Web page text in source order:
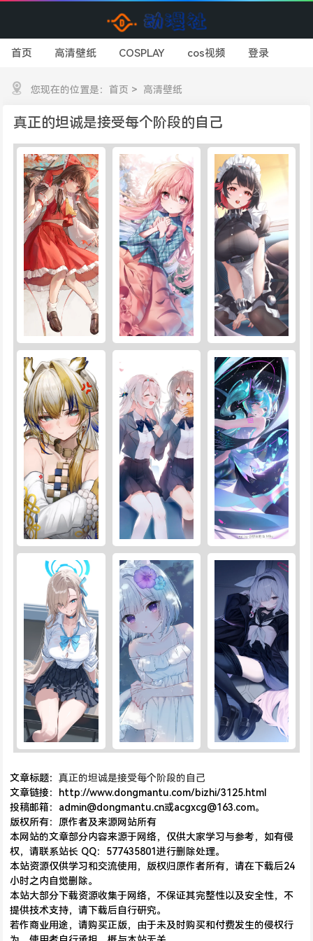
首页 高清壁纸 COSPLAY cos视频 登录
您现在的位置是：首页 > 高清壁纸
真正的坦诚是接受每个阶段的自己
文章标题：真正的坦诚是接受每个阶段的自己
文章链接：http://www.dongmantu.com/bizhi/3125.html
投稿邮箱：admin@dongmantu.cn或acgxcg@163.com。
版权所有：原作者及来源网站所有
本网站的文章部分内容来源于网络，仅供大家学习与参考，如有侵
权，请联系站长 QQ：577435801进行删除处理。
本站资源仅供学习和交流使用，版权归原作者所有，请在下载后24
小时之内自觉删除。
本站大部分下载资源收集于网络，不保证其完整性以及安全性，不
提供技术支持，请下载后自行研究。
若作商业用途，请购买正版，由于未及时购买和付费发生的侵权行